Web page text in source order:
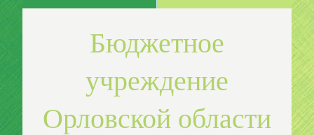
Бюджетное
учреждение
Орловской области